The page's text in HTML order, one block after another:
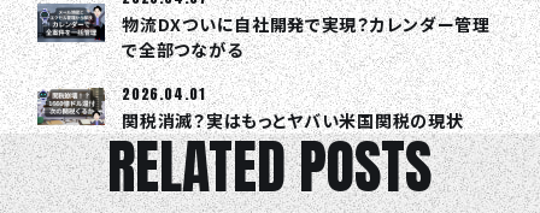
物流DXついに自社開発で実現？カレンダー管理
で全部つながる
2026.04.01
関税消滅？実はもっとヤバい米国関税の現状
RELATED POSTS